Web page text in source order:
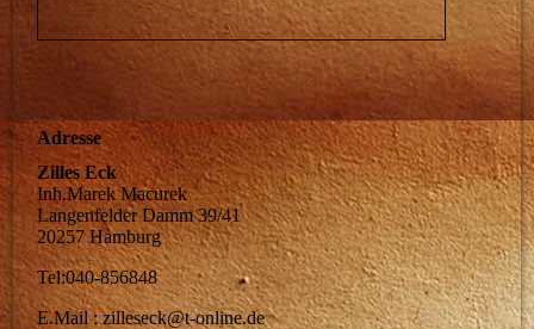
Adresse
Zilles Eck
Inh.Marek Macurek
Langenfelder Damm 39/41
20257 Hamburg
Tel:040-856848
E.Mail : zilleseck@t-online.de